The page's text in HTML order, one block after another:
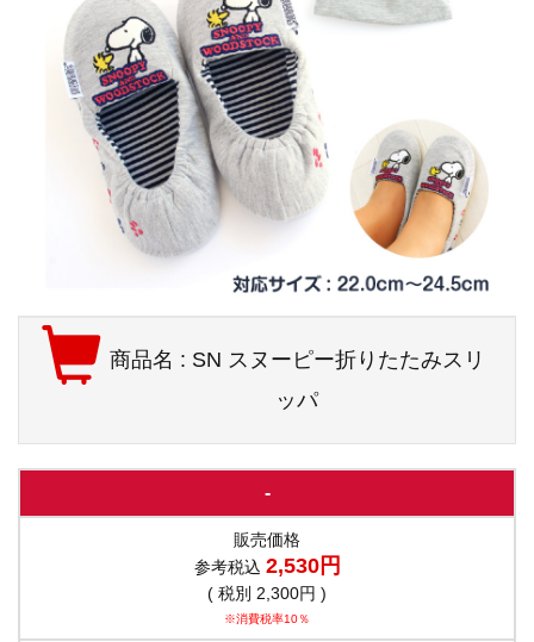
商品名 : SN スヌーピー折りたたみスリ
ッパ
-
販売価格
参考税込 2,530円
( 税別 2,300円 )
※消費税率10％